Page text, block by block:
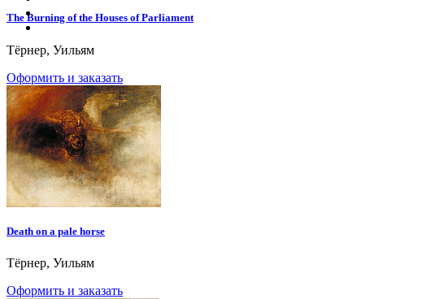
The Burning of the Houses of Parliament
Тёрнер, Уильям
Оформить и заказать
Death on a pale horse
Тёрнер, Уильям
Оформить и заказать